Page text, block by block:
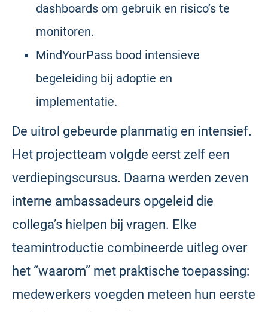
dashboards om gebruik en risico’s te
monitoren.
MindYourPass bood intensieve
begeleiding bij adoptie en
implementatie.
De uitrol gebeurde planmatig en intensief.
Het projectteam volgde eerst zelf een
verdiepingscursus. Daarna werden zeven
interne ambassadeurs opgeleid die
collega’s hielpen bij vragen. Elke
teamintroductie combineerde uitleg over
het “waarom” met praktische toepassing:
medewerkers voegden meteen hun eerste